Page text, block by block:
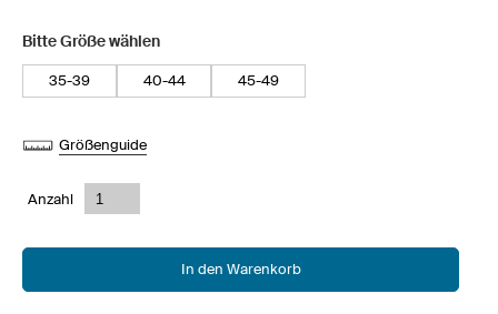
Bitte Größe wählen
35-39 40-44 45-49
Größenguide
Anzahl
In den Warenkorb